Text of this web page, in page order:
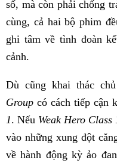
số, mà còn phải chống
cùng, cả hai bộ phim
ghi tâm về tình đoàn
cảnh.
Dù cũng khai thác
Group có cách tiếp cận
1. Nếu Weak Hero Class
vào những xung đột
về hành động kỳ ảo